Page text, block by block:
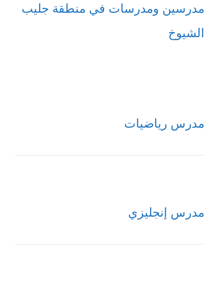
مدرسين ومدرسات في منطقة جليب
الشيوخ
مدرس رياضيات
مدرس إنجليزي